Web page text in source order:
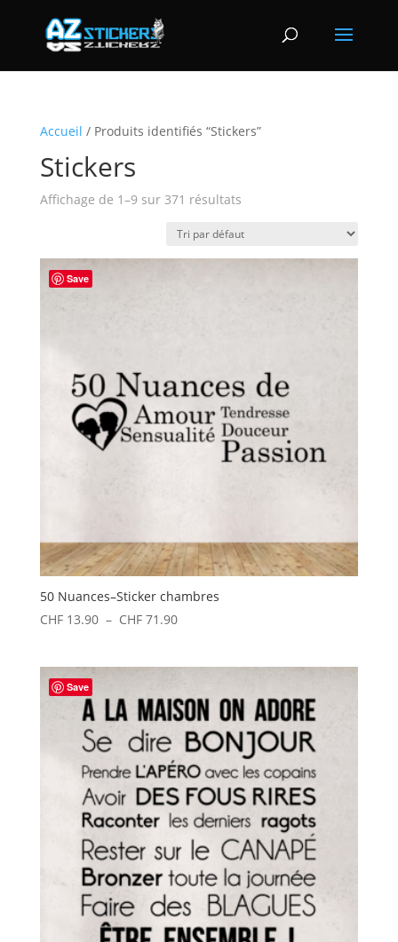
Accueil / Produits identifiés “Stickers”
Stickers
Affichage de 1–9 sur 371 résultats
Save
50 Nuances–Sticker chambres
CHF13.90 – CHF71.90Plage
à
CHF 71.90
Save